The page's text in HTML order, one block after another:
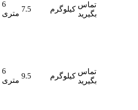
6
متری
7.5 کیلوگرم
تماس
بگیرید
6
متری
9.5 کیلوگرم
تماس
بگیرید